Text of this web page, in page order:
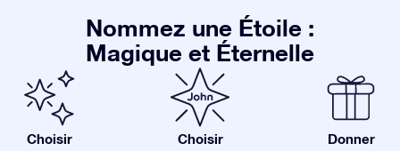
Nommez une Étoile :
Magique et Éternelle
Choisir Choisir Donner